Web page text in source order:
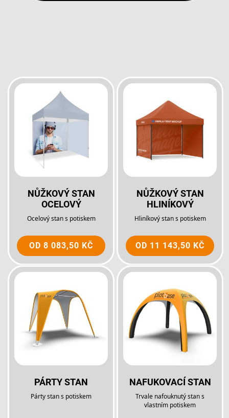
NŮŽKOVÝ STAN
OCELOVÝ
Ocelový stan s potiskem
OD 8 083,50 KČ
NŮŽKOVÝ STAN
HLINÍKOVÝ
Hliníkový stan s potiskem
OD 11 143,50 KČ
PÁRTY STAN
Párty stan s potiskem
NAFUKOVACÍ STAN
Trvale nafouknutý stan s
vlastním potiskem